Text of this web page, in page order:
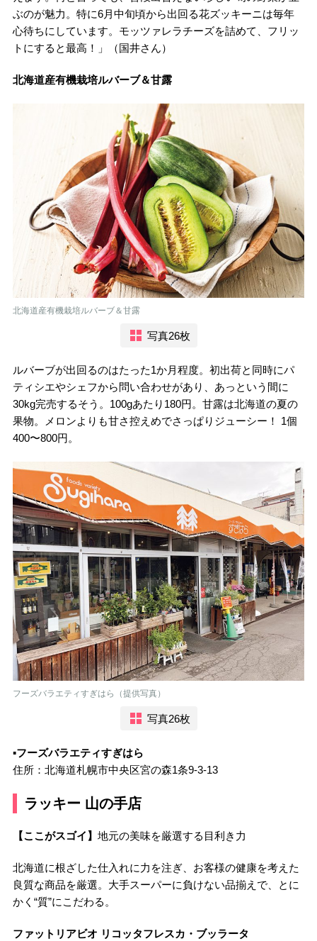
ぶのが魅力。特に6月中旬頃から出回る花ズッキーニは毎年
心待ちにしています。モッツァレラチーズを詰めて、フリッ
トにすると最高！」（国井さん）
北海道産有機栽培ルバーブ＆甘露
北海道産有機栽培ルバーブ＆甘露
写真26枚
ルバーブが出回るのはたった1か月程度。初出荷と同時にパ
ティシエやシェフから問い合わせがあり、あっという間に
30kg完売するそう。100gあたり180円。甘露は北海道の夏の
果物。メロンよりも甘さ控えめでさっぱりジューシー！ 1個
400〜800円。
フーズバラエティすぎはら（提供写真）
写真26枚
▪️フーズバラエティすぎはら
住所：北海道札幌市中央区宮の森1条9-3-13
ラッキー 山の手店
【ここがスゴイ】 地元の美味を厳選する目利き力
北海道に根ざした仕入れに力を注ぎ、お客様の健康を考えた
良質な商品を厳選。大手スーパーに負けない品揃えで、とに
かく“質”にこだわる。
ファットリアビオ リコッタフレスカ・ブッラータ